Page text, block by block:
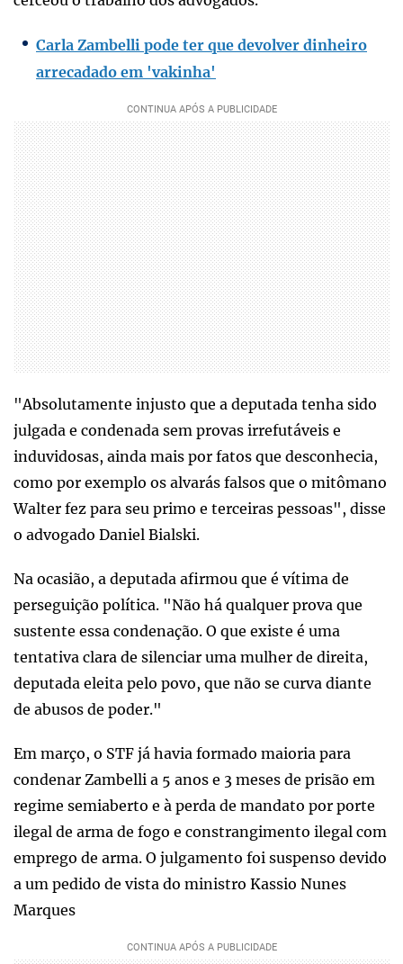
Carla Zambelli pode ter que devolver dinheiro
arrecadado em 'vakinha'
"Absolutamente injusto que a deputada tenha sido
julgada e condenada sem provas irrefutáveis e
induvidosas, ainda mais por fatos que desconhecia,
como por exemplo os alvarás falsos que o mitômano
Walter fez para seu primo e terceiras pessoas", disse
o advogado Daniel Bialski.
Na ocasião, a deputada afirmou que é vítima de
perseguição política. "Não há qualquer prova que
sustente essa condenação. O que existe é uma
tentativa clara de silenciar uma mulher de direita,
deputada eleita pelo povo, que não se curva diante
de abusos de poder."
Em março, o STF já havia formado maioria para
condenar Zambelli a 5 anos e 3 meses de prisão em
regime semiaberto e à perda de mandato por porte
ilegal de arma de fogo e constrangimento ilegal com
emprego de arma. O julgamento foi suspenso devido
a um pedido de vista do ministro Kassio Nunes
Marques